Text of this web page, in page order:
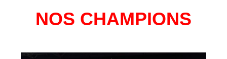
NOS CHAMPIONS